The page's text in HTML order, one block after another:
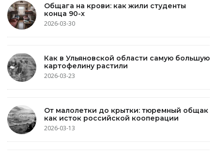
Общага на крови: как жили студенты
конца 90-х
2026-03-30
Как в Ульяновской области самую большую
картофелину растили
2026-03-23
От малолетки до крытки: тюремный общак
как исток российской кооперации
2026-03-13